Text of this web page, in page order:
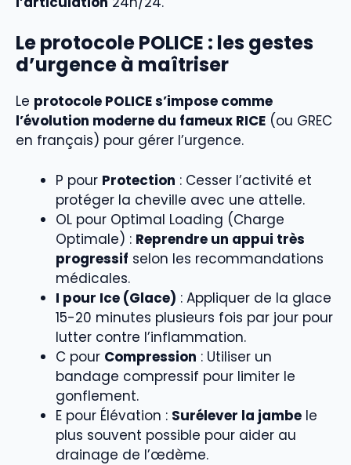
Le protocole POLICE : les gestes
d’urgence à maîtriser
Le protocole POLICE s’impose comme
l’évolution moderne du fameux RICE (ou GREC
en français) pour gérer l’urgence.
P pour Protection : Cesser l’activité et
protéger la cheville avec une attelle.
OL pour Optimal Loading (Charge
Optimale) : Reprendre un appui très
progressif selon les recommandations
médicales.
I pour Ice (Glace) : Appliquer de la glace
15-20 minutes plusieurs fois par jour pour
lutter contre l’inflammation.
C pour Compression : Utiliser un
bandage compressif pour limiter le
gonflement.
E pour Élévation : Surélever la jambe le
plus souvent possible pour aider au
drainage de l’œdème.